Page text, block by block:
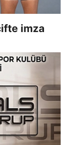
imza